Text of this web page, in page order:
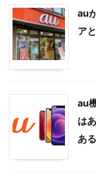
au
ア
au
は
あ